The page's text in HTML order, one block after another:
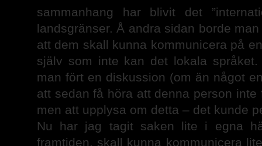
sammanhang har blivit det
landsgränser. Å andra sidan borde
att dem skall kunna kommunicera på
själv som inte kan det lokala
man fört en diskussion (om än något
att sedan få höra att denna person
men att upplysa om detta – det kunde
Nu har jag tagit saken lite i egna
framtiden, skall kunna kommunicera